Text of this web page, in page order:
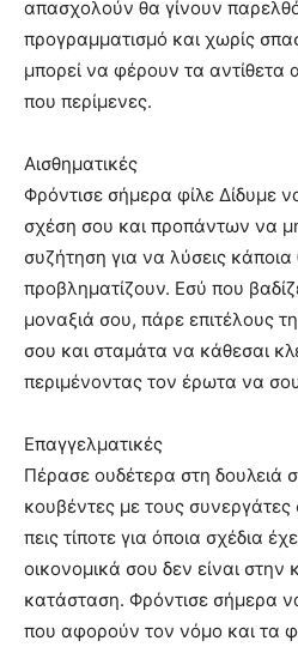
απασχολούν θα γίνουν
προγραμματισμό και χωρίς
μπορεί να φέρουν τα
που περίμενες.
Αισθηματικές
Φρόντισε σήμερα φίλε Δίδυμε
σχέση σου και προπάντων να
συζήτηση για να λύσεις
προβληματίζουν. Εσύ που
μοναξιά σου, πάρε επιτέλους
σου και σταμάτα να κάθεσαι
περιμένοντας τον έρωτα να
Επαγγελματικές
Πέρασε ουδέτερα στη δουλειά
κουβέντες με τους
πεις τίποτε για όποια σχέδια
οικονομικά σου δεν είναι στην
κατάσταση. Φρόντισε σήμερα
που αφορούν τον νόμο και τα